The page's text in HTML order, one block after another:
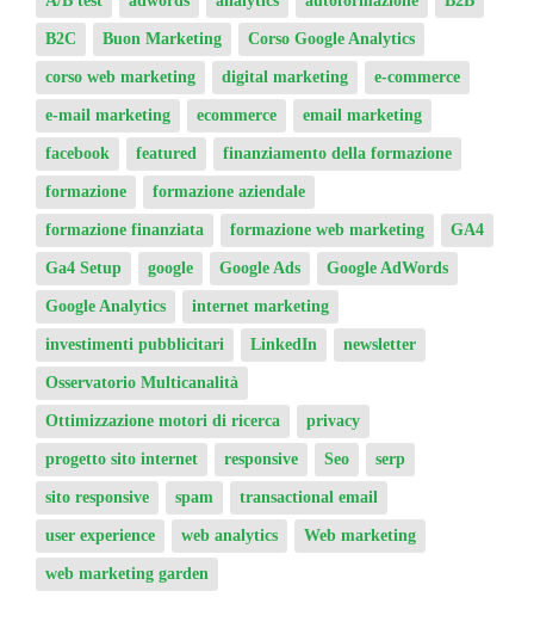
B2C Buon Marketing Corso Google Analytics
corso web marketing digital marketing e-commerce
e-mail marketing ecommerce email marketing
facebook featured finanziamento della formazione
formazione formazione aziendale
formazione finanziata formazione web marketing GA4
Ga4 Setup google Google Ads Google AdWords
Google Analytics internet marketing
investimenti pubblicitari LinkedIn newsletter
Osservatorio Multicanalità
Ottimizzazione motori di ricerca privacy
progetto sito internet responsive Seo serp
sito responsive spam transactional email
user experience web analytics Web marketing
web marketing garden